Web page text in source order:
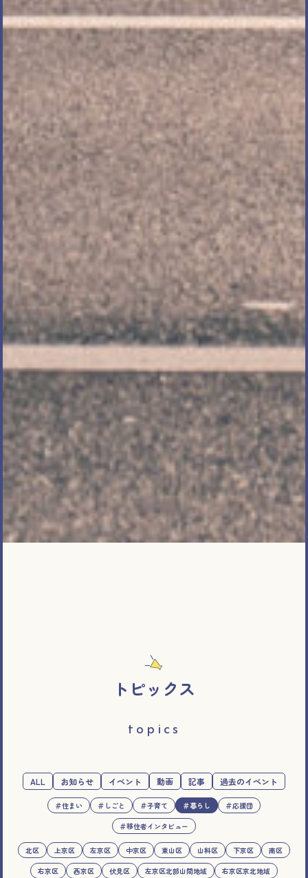
トピックス
topics
ALL お知らせ イベント 動画 記事 過去のイベント
＃住まい ＃しごと ＃子育て ＃暮らし
＃応援団
＃移住者インタビュー
北区 上京区 左京区 中京区 東山区 山科区 下京区
南区
右京区
西京区 伏見区 左京区北部山間地域
右京区京北地域